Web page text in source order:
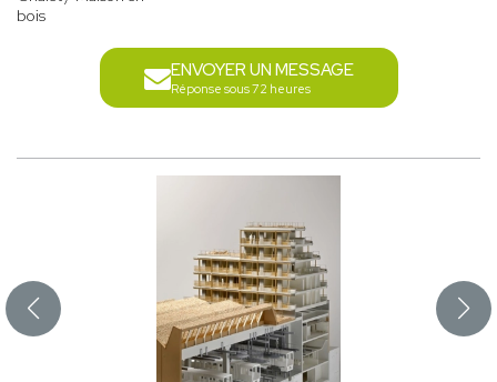
bois
ENVOYER UN MESSAGE
Réponse sous 72 heures